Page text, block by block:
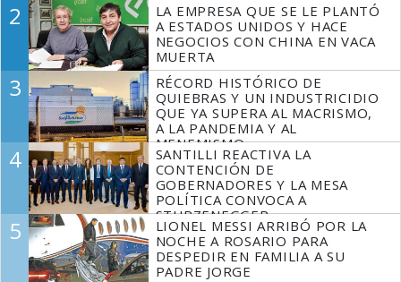
2
LA EMPRESA QUE SE LE PLANTÓ
A ESTADOS UNIDOS Y HACE
NEGOCIOS CON CHINA EN VACA
MUERTA
3
RÉCORD HISTÓRICO DE
QUIEBRAS Y UN INDUSTRICIDIO
QUE YA SUPERA AL MACRISMO,
A LA PANDEMIA Y AL
MENEMISMO
4
SANTILLI REACTIVA LA
CONTENCIÓN DE
GOBERNADORES Y LA MESA
POLÍTICA CONVOCA A
STURZENEGGER
5
LIONEL MESSI ARRIBÓ POR LA
NOCHE A ROSARIO PARA
DESPEDIR EN FAMILIA A SU
PADRE JORGE